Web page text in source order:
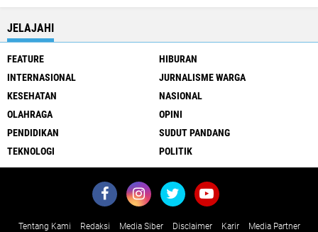
JELAJAHI
FEATURE
HIBURAN
INTERNASIONAL
JURNALISME WARGA
KESEHATAN
NASIONAL
OLAHRAGA
OPINI
PENDIDIKAN
SUDUT PANDANG
TEKNOLOGI
POLITIK
Tentang Kami Redaksi Media Siber Disclaimer Karir Media Partner